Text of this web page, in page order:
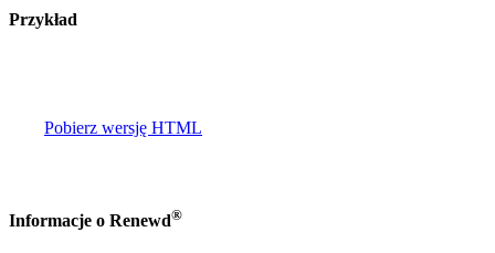
Przykład
Pobierz wersję HTML
Informacje o Renewd®